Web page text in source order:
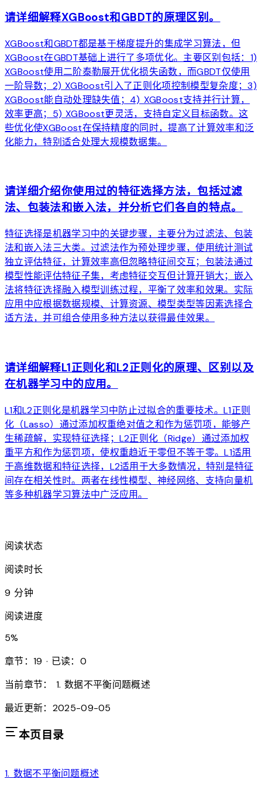
请详细解释XGBoost和GBDT的原理区别。
XGBoost和GBDT都是基于梯度提升的集成学习算法，但
XGBoost在GBDT基础上进行了多项优化。主要区别包括：1)
XGBoost使用二阶泰勒展开优化损失函数，而GBDT仅使用
一阶导数；2) XGBoost引入了正则化项控制模型复杂度；3)
XGBoost能自动处理缺失值；4) XGBoost支持并行计算，
效率更高；5) XGBoost更灵活，支持自定义目标函数。这
些优化使XGBoost在保持精度的同时，提高了计算效率和泛
化能力，特别适合处理大规模数据集。
请详细介绍你使用过的特征选择方法，包括过滤
法、包装法和嵌入法，并分析它们各自的特点。
特征选择是机器学习中的关键步骤，主要分为过滤法、包装
法和嵌入法三大类。过滤法作为预处理步骤，使用统计测试
独立评估特征，计算效率高但忽略特征间交互；包装法通过
模型性能评估特征子集，考虑特征交互但计算开销大；嵌入
法将特征选择融入模型训练过程，平衡了效率和效果。实际
应用中应根据数据规模、计算资源、模型类型等因素选择合
适方法，并可组合使用多种方法以获得最佳效果。
请详细解释L1正则化和L2正则化的原理、区别以及
在机器学习中的应用。
L1和L2正则化是机器学习中防止过拟合的重要技术。L1正则
化（Lasso）通过添加权重绝对值之和作为惩罚项，能够产
生稀疏解，实现特征选择；L2正则化（Ridge）通过添加权
重平方和作为惩罚项，使权重趋近于零但不等于零。L1适用
于高维数据和特征选择，L2适用于大多数情况，特别是特征
间存在相关性时。两者在线性模型、神经网络、支持向量机
等多种机器学习算法中广泛应用。
阅读状态
阅读时长
9 分钟
阅读进度
5%
章节：19 · 已读：0
当前章节：
1. 数据不平衡问题概述
最近更新：2025-09-05
本页目录
1. 数据不平衡问题概述